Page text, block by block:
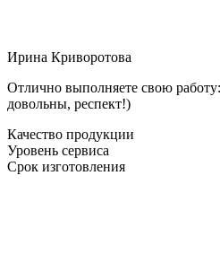
Ирина Криворотова
Отлично выполняете свою
довольны, респект!)
Качество продукции
Уровень сервиса
Срок изготовления